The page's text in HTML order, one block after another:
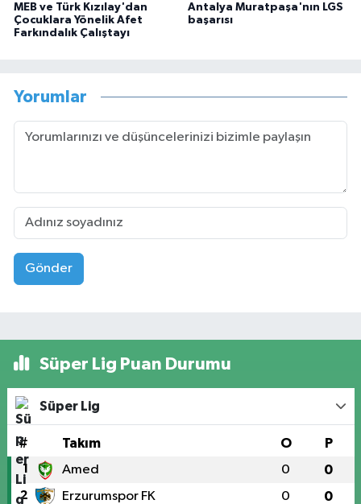
MEB ve Türk Kızılay'dan
Çocuklara Yönelik Afet
Farkındalık Çalıştayı
Antalya Muratpaşa'nın LGS
başarısı
Yorumlar
Gönder
Süper Lig Puan Durumu
Süper Lig
# Takım O P
1 Amed 0 0
2 Erzurumspor FK 0 0